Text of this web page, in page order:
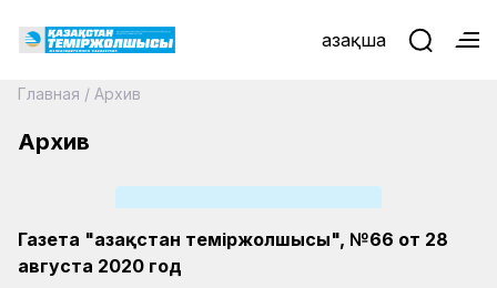
Қазақша
Главная / Архив
Архив
Газета "Қазақстан теміржолшысы", №66 от 28
августа 2020 год